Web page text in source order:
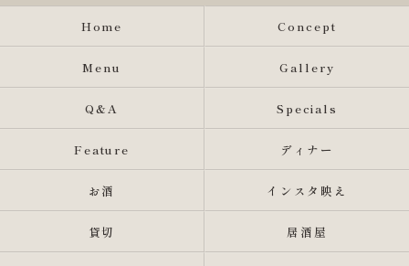
Home Concept
Menu Gallery
Q&A Specials
Feature ディナー
お酒 インスタ映え
貸切 居酒屋